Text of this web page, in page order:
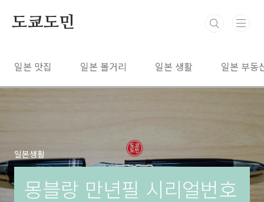
도쿄도민
일본 맛집 일본 볼거리 일본 생활 일본 부동
일본생활
몽블랑 만년필 시리얼번호